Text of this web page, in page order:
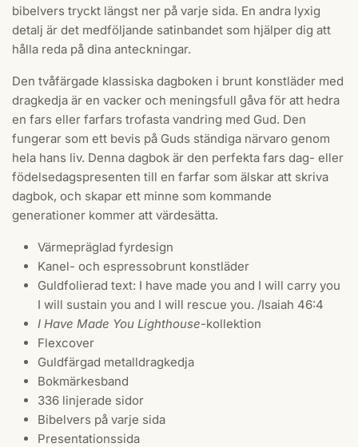
bibelvers tryckt längst ner på varje sida. En andra lyxig
detalj är det medföljande satinbandet som hjälper dig att
hålla reda på dina anteckningar.
Den tvåfärgade klassiska dagboken i brunt konstläder med
dragkedja är en vacker och meningsfull gåva för att hedra
en fars eller farfars trofasta vandring med Gud. Den
fungerar som ett bevis på Guds ständiga närvaro genom
hela hans liv. Denna dagbok är den perfekta fars dag- eller
födelsedagspresenten till en farfar som älskar att skriva
dagbok, och skapar ett minne som kommande
generationer kommer att värdesätta.
Värmepräglad fyrdesign
Kanel- och espressobrunt konstläder
Guldfolierad text: I have made you and I will carry you
I will sustain you and I will rescue you. /Isaiah 46:4
I Have Made You Lighthouse-kollektion
Flexcover
Guldfärgad metalldragkedja
Bokmärkesband
336 linjerade sidor
Bibelvers på varje sida
Presentationssida